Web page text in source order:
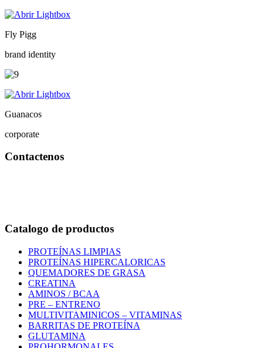
Fly Pigg
brand identity
Guanacos
corporate
Contactenos
Catalogo de productos
PROTEÍNAS LIMPIAS
PROTEÍNAS HIPERCALORICAS
QUEMADORES DE GRASA
CREATINA
AMINOS / BCAA
PRE – ENTRENO
MULTIVITAMINICOS – VITAMINAS
BARRITAS DE PROTEÍNA
GLUTAMINA